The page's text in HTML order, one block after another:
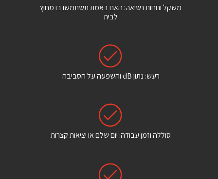
משקל ונוחות נשיאה: האם באמת תשתמשו בו מחוץ
לבית
רעש: נתון dB והשפעה על הסביבה
סוללה וזמן עבודה: יום שלם או יציאות קצרות